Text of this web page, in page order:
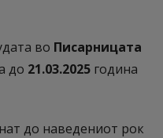
во Писарницата
до 21.03.2025 година
до наведениот рок